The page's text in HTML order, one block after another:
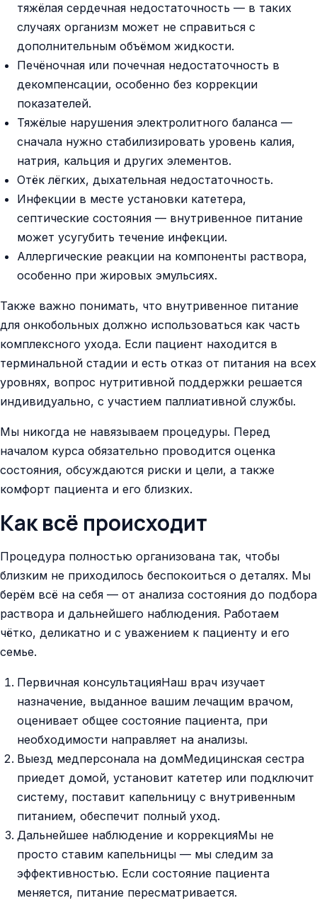
тяжёлая сердечная недостаточность — в таких
случаях организм может не справиться с
дополнительным объёмом жидкости.
Печёночная или почечная недостаточность в
декомпенсации, особенно без коррекции
показателей.
Тяжёлые нарушения электролитного баланса —
сначала нужно стабилизировать уровень калия,
натрия, кальция и других элементов.
Отёк лёгких, дыхательная недостаточность.
Инфекции в месте установки катетера,
септические состояния — внутривенное питание
может усугубить течение инфекции.
Аллергические реакции на компоненты раствора,
особенно при жировых эмульсиях.
Также важно понимать, что внутривенное питание
для онкобольных должно использоваться как часть
комплексного ухода. Если пациент находится в
терминальной стадии и есть отказ от питания на всех
уровнях, вопрос нутритивной поддержки решается
индивидуально, с участием паллиативной службы.
Мы никогда не навязываем процедуры. Перед
началом курса обязательно проводится оценка
состояния, обсуждаются риски и цели, а также
комфорт пациента и его близких.
Как всё происходит
Процедура полностью организована так, чтобы
близким не приходилось беспокоиться о деталях. Мы
берём всё на себя — от анализа состояния до подбора
раствора и дальнейшего наблюдения. Работаем
чётко, деликатно и с уважением к пациенту и его
семье.
Первичная консультацияНаш врач изучает
назначение, выданное вашим лечащим врачом,
оценивает общее состояние пациента, при
необходимости направляет на анализы.
Выезд медперсонала на домМедицинская сестра
приедет домой, установит катетер или подключит
систему, поставит капельницу с внутривенным
питанием, обеспечит полный уход.
Дальнейшее наблюдение и коррекцияМы не
просто ставим капельницы — мы следим за
эффективностью. Если состояние пациента
меняется, питание пересматривается.